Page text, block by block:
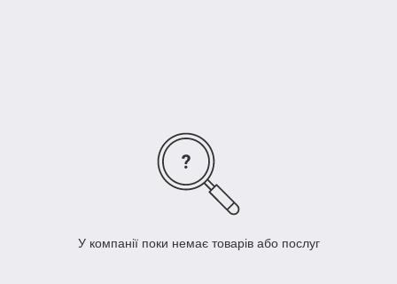
У компанії поки немає товарів або послуг